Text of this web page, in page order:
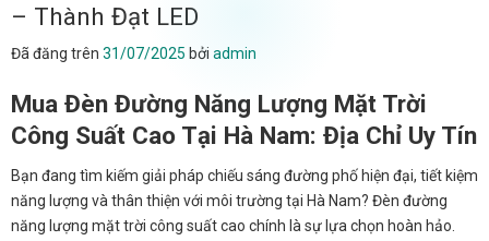
– Thành Đạt LED
Đã đăng trên 31/07/2025 bởi admin
Mua Đèn Đường Năng Lượng Mặt Trời
Công Suất Cao Tại Hà Nam: Địa Chỉ Uy Tín
Bạn đang tìm kiếm giải pháp chiếu sáng đường phố hiện đại, tiết kiệm
năng lượng và thân thiện với môi trường tại Hà Nam? Đèn đường
năng lượng mặt trời công suất cao chính là sự lựa chọn hoàn hảo.